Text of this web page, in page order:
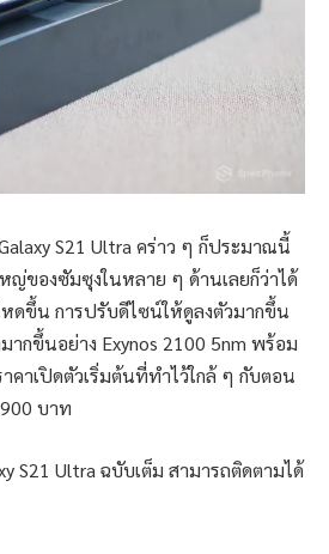
S21 Ultra คร่าว ๆ ก็ประมาณนี้
ญ่ของซัมซุงในหลาย ๆ ด้านเลยก็ว่าได้
ดขึ้น การปรับดีไซน์ให้ดูลงตัวมากขึ้น
ากขึ้นอย่าง Exynos 2100 5nm พร้อม
คาเปิดตัวเริ่มต้นที่ทำไว้ใกล้ ๆ กับตอน
บาท
S21 Ultra ฉบับเต็ม สามารถติดตามได้